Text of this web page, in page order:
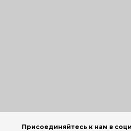
Присоединяйтесь к нам в